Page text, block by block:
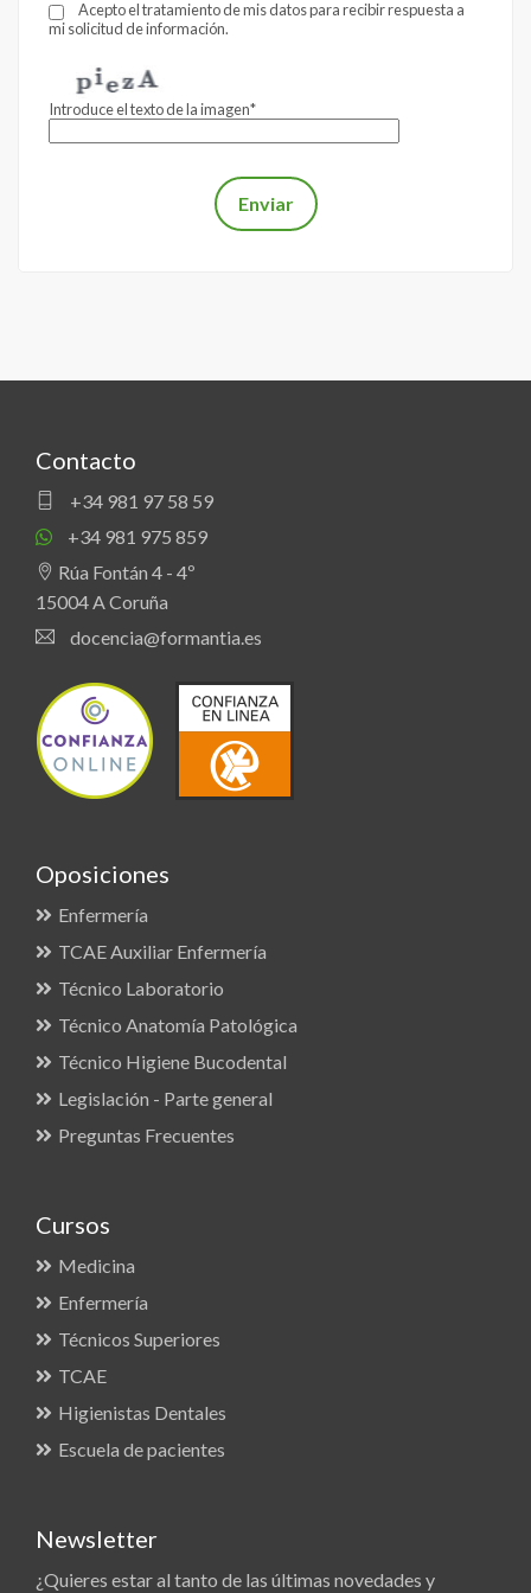
y/o cancelarlos en los términos establecidos en la legislación
vigente.
Acepto el tratamiento de mis datos para recibir respuesta a
mi solicitud de información.
Introduce el texto de la imagen*
Contacto
+34 981 97 58 59
+34 981 975 859
Rúa Fontán 4 - 4º
15004 A Coruña
docencia@formantia.es
Oposiciones
Enfermería
TCAE Auxiliar Enfermería
Técnico Laboratorio
Técnico Anatomía Patológica
Técnico Higiene Bucodental
Legislación - Parte general
Preguntas Frecuentes
Cursos
Medicina
Enfermería
Técnicos Superiores
TCAE
Higienistas Dentales
Escuela de pacientes
Newsletter
¿Quieres estar al tanto de las últimas novedades y